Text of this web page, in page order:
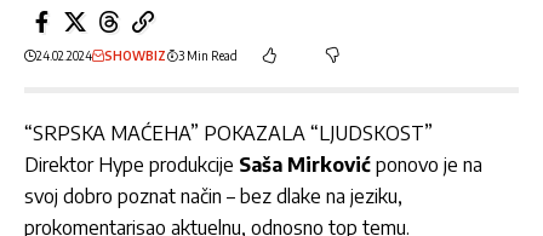
24.02.2024 SHOWBIZ 3 Min Read
“SRPSKA MAĆEHA” POKAZALA “LJUDSKOST”
Direktor Hype produkcije Saša Mirković ponovo je na
svoj dobro poznat način – bez dlake na jeziku,
prokomentarisao aktuelnu, odnosno top temu.